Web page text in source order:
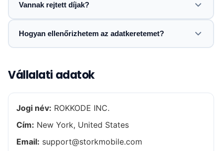
Vannak rejtett díjak?
Hogyan ellenőrizhetem az adatkeretemet?
Vállalati adatok
Jogi név: ROKKODE INC.
Cím: New York, United States
Email: support@storkmobile.com